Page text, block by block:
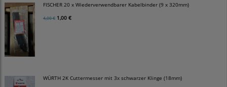
FISCHER 20 x Wiederverwendbarer Kabelbinder (9 x 320mm)
4,00 € 1,00 €
WÜRTH 2K Cuttermesser mit 3x schwarzer Klinge (18mm)